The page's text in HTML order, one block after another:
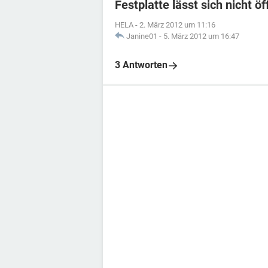
Festplatte lässt sich nicht
HELA - 2. März 2012 um 11:16
Janine01 - 5. März 2012 um 16:47
3 Antworten